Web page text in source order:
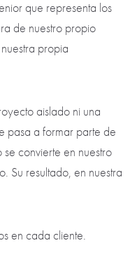
que representa los
de nuestro propio
propia
aislado ni una
pasa a formar parte de
convierte en nuestro
Su resultado, en nuestra
en cada cliente.